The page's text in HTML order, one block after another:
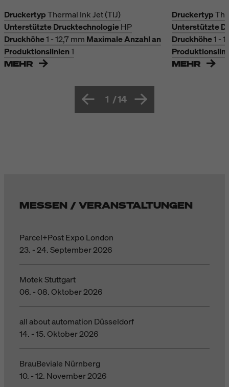
DruckertypThermal Ink Jet (TIJ)
Unterstützte DrucktechnologieHP
Druckhöhe1 - 12,7 mm Maximale Anzahl an
Produktionslinien1
MEHR
Druckertyp
Unterstützte
Druckhöhe1 -
MEHR
1 /14
MESSEN / VERANSTALTUNGEN
Parcel+Post Expo London
23. - 24. September 2026
Motek Stuttgart
06. - 08. Oktober 2026
all about automation Düsseldorf
14. - 15. Oktober 2026
BrauBeviale Nürnberg
10. - 12. November 2026